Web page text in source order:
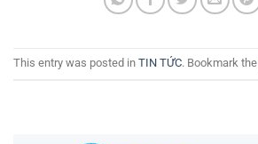
This entry was posted in TIN TỨC. Bookmark the